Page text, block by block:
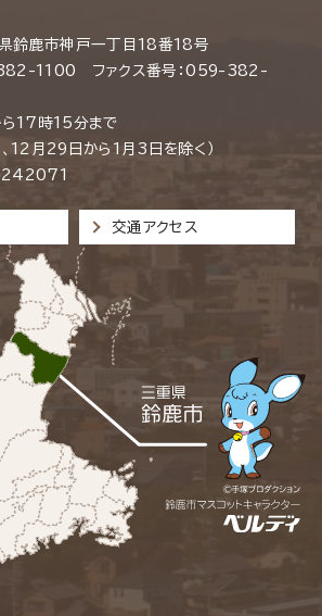
鹿市神戸一丁目18番18号
1100 ファクス番号：059-382-
ら17時15分まで
、12月29日から1月3日を除く）
交通アクセス